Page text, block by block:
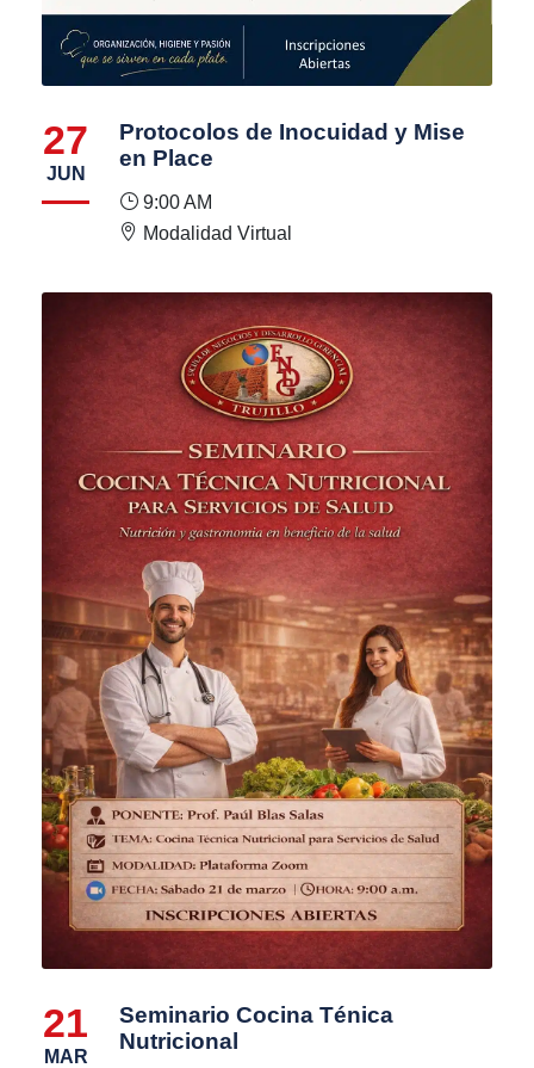
27
JUN
Protocolos de Inocuidad y Mise
en Place
9:00 AM
Modalidad Virtual
21
MAR
Seminario Cocina Ténica
Nutricional